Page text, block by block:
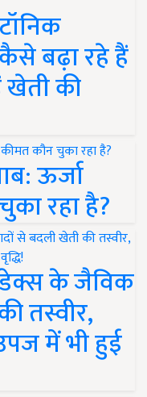
बढ़ा रहे हैं
खेती की
ऊर्जा
रहा है?
के जैविक
तस्वीर,
में भी हुई